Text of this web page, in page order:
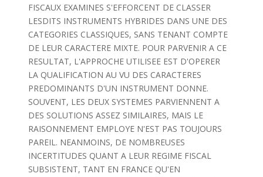
FISCAUX EXAMINES S'EFFORCENT DE CLASSER
LESDITS INSTRUMENTS HYBRIDES DANS UNE DES
CATEGORIES CLASSIQUES, SANS TENANT COMPTE
DE LEUR CARACTERE MIXTE. POUR PARVENIR A CE
RESULTAT, L'APPROCHE UTILISEE EST D'OPERER
LA QUALIFICATION AU VU DES CARACTERES
PREDOMINANTS D'UN INSTRUMENT DONNE.
SOUVENT, LES DEUX SYSTEMES PARVIENNENT A
DES SOLUTIONS ASSEZ SIMILAIRES, MAIS LE
RAISONNEMENT EMPLOYE N'EST PAS TOUJOURS
PAREIL. NEANMOINS, DE NOMBREUSES
INCERTITUDES QUANT A LEUR REGIME FISCAL
SUBSISTENT, TANT EN FRANCE QU'EN